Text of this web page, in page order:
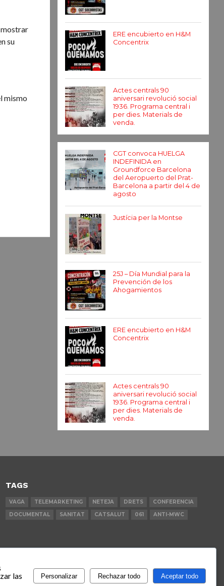
mostrar
su
mismo
ERE encubierto en H&M
Concentrix
Actes centrals 90
aniversari revolució social
1936. Programa central i
per dies. Materials de
venda.
CGT convoca HUELGA
INDEFINIDA en
Groundforce Barcelona
del Aeropuerto del Prat-
Barcelona a partir del 4 de
agosto
Justícia per la Montse
25J – Día Mundial para la
Prevención de los
Ahogamientos
ERE encubierto en H&M
Concentrix
Actes centrals 90
aniversari revolució social
1936. Programa central i
per dies. Materials de
venda.
TAGS
VAGA TELEMARKETING NETEJA DRETS
CONFERENCIA
DOCUMENTAL
SANITAT CATSALUT 061 ANTI-MWC
las
Personalizar Rechazar todo Aceptar todo